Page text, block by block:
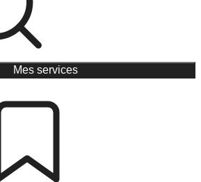
Mes services